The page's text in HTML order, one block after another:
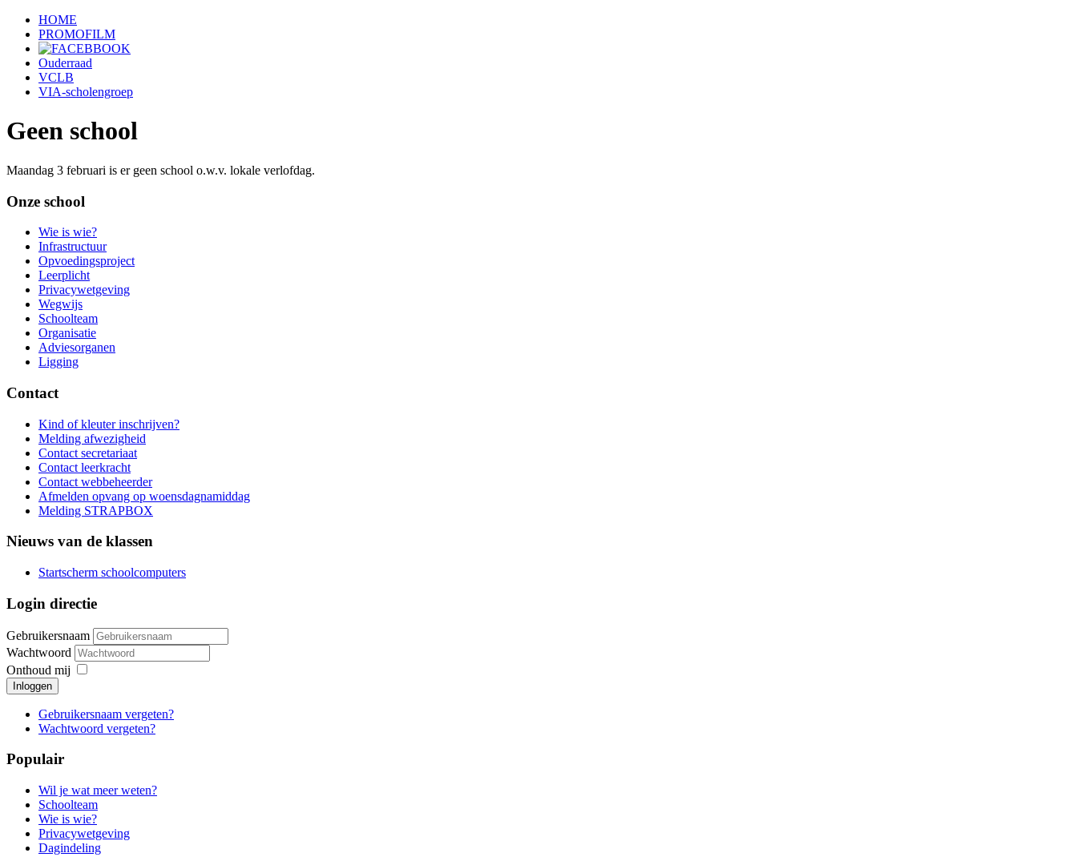
HOME
PROMOFILM
Ouderraad
VCLB
VIA-scholengroep
Geen school
Maandag 3 februari is er geen school o.w.v. lokale verlofdag.
Onze school
Wie is wie?
Infrastructuur
Opvoedingsproject
Leerplicht
Privacywetgeving
Wegwijs
Schoolteam
Organisatie
Adviesorganen
Ligging
Contact
Kind of kleuter inschrijven?
Melding afwezigheid
Contact secretariaat
Contact leerkracht
Contact webbeheerder
Afmelden opvang op woensdagnamiddag
Melding STRAPBOX
Nieuws van de klassen
Startscherm schoolcomputers
Login directie
Gebruikersnaam
Wachtwoord
Onthoud mij
Inloggen
Gebruikersnaam vergeten?
Wachtwoord vergeten?
Populair
Wil je wat meer weten?
Schoolteam
Wie is wie?
Privacywetgeving
Dagindeling